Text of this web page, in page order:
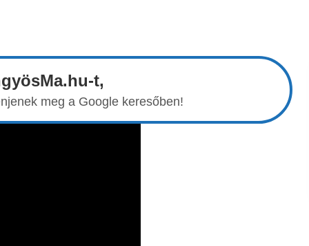
t,
meg a Google keresőben!